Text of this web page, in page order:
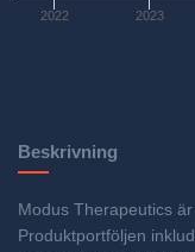
2022 2023
Beskrivning
Modus Therapeutics
Produktportföljen